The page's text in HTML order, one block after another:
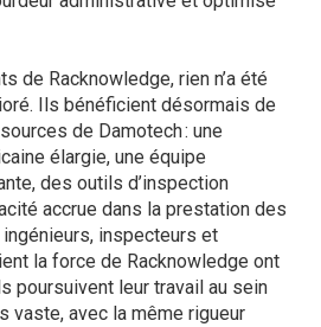
de Racknowledge, rien n’a été
Ils bénéficient désormais de
de Damotech : une
élargie, une équipe
des outils d’inspection
accrue dans la prestation des
inspecteurs et
la force de Racknowledge ont
poursuivent leur travail au sein
vaste, avec la même rigueur